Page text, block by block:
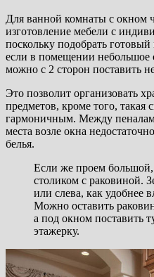
Для ванной комнаты с окном
изготовление мебели с
поскольку подобрать
если в помещении небольшое
можно с 2 сторон поставить
Это позволит организовать
предметов, кроме того, такая
гармоничным. Между
места возле окна
белья.
Если же проем
столиком с раковиной.
или слева, как удобнее
Можно оставить
а под окном поставить
этажерку.